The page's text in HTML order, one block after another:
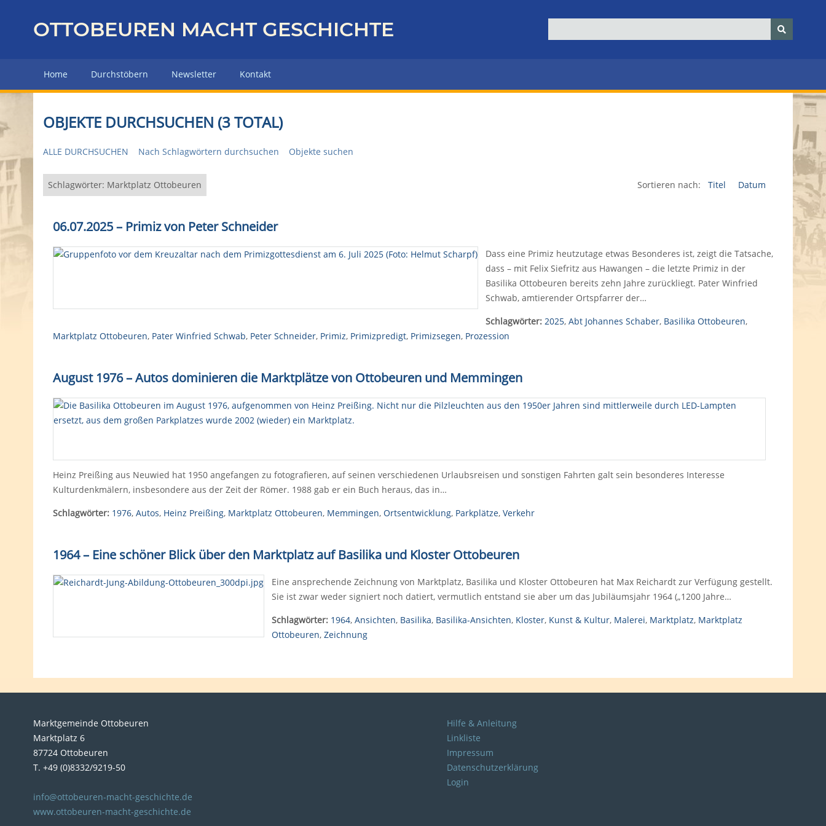
z
r
H
u
p
e
OTTOBEUREN MACHT GESCHICHTE
Home Durchstöbern Newsletter Kontakt
OBJEKTE DURCHSUCHEN (3 TOTAL)
ALLE DURCHSUCHEN Nach Schlagwörtern durchsuchen Objekte suchen
Schlagwörter: Marktplatz Ottobeuren Sortieren nach: Titel Datum
06.07.2025 – Primiz von Peter Schneider
Dass eine Primiz heutzutage etwas Besonderes ist, zeigt die Tatsache,
dass – mit Felix Siefritz aus Hawangen – die letzte Primiz in der
Basilika Ottobeuren bereits zehn Jahre zurückliegt. Pater Winfried
Schwab, amtierender Ortspfarrer der…
Schlagwörter: 2025, Abt Johannes Schaber, Basilika Ottobeuren,
Marktplatz Ottobeuren, Pater Winfried Schwab, Peter Schneider, Primiz, Primizpredigt, Primizsegen, Prozession
August 1976 – Autos dominieren die Marktplätze von Ottobeuren und Memmingen
Heinz Preißing aus Neuwied hat 1950 angefangen zu fotografieren, auf seinen verschiedenen Urlaubsreisen und sonstigen Fahrten galt sein besonderes Interesse
Kulturdenkmälern, insbesondere aus der Zeit der Römer. 1988 gab er ein Buch heraus, das in…
Schlagwörter: 1976, Autos, Heinz Preißing, Marktplatz Ottobeuren, Memmingen, Ortsentwicklung, Parkplätze, Verkehr
1964 – Eine schöner Blick über den Marktplatz auf Basilika und Kloster Ottobeuren
Eine ansprechende Zeichnung von Marktplatz, Basilika und Kloster Ottobeuren hat Max Reichardt zur Verfügung gestellt.
Sie ist zwar weder signiert noch datiert, vermutlich entstand sie aber um das Jubiläumsjahr 1964 („1200 Jahre…
Schlagwörter: 1964, Ansichten, Basilika, Basilika-Ansichten, Kloster, Kunst & Kultur, Malerei, Marktplatz, Marktplatz
Ottobeuren, Zeichnung
Marktgemeinde Ottobeuren
Marktplatz 6
87724 Ottobeuren
T. +49 (0)8332/9219-50
info@ottobeuren-macht-geschichte.de
www.ottobeuren-macht-geschichte.de
Hilfe & Anleitung
Linkliste
Impressum
Datenschutzerklärung
Login